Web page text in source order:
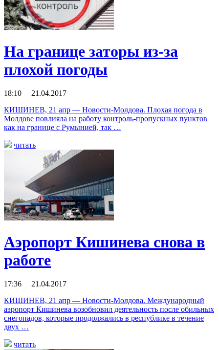
На границе заторы из-за
плохой погоды
18:10 21.04.2017
КИШИНЕВ, 21 апр — Новости-Молдова. Плохая погода в
Молдове повлияла на работу контроль-пропускных пунктов
как на границе с Румынией, так …
читать
Аэропорт Кишинева снова в
работе
17:36 21.04.2017
КИШИНЕВ, 21 апр — Новости-Молдова. Международный
аэропорт Кишинева возобновил деятельность после обильных
снегопадов, которые продолжались в республике в течение
двух …
читать